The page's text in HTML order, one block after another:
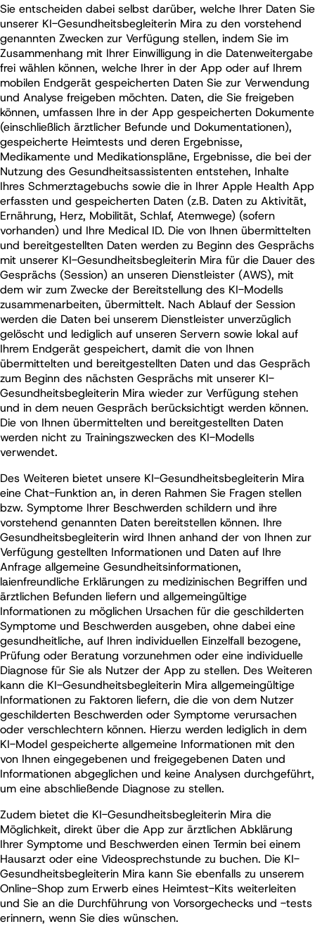
Sie entscheiden dabei selbst darüber, welche Ihrer Daten Sie
unserer KI-Gesundheitsbegleiterin Mira zu den vorstehend
genannten Zwecken zur Verfügung stellen, indem Sie im
Zusammenhang mit Ihrer Einwilligung in die Datenweitergabe
frei wählen können, welche Ihrer in der App oder auf Ihrem
mobilen Endgerät gespeicherten Daten Sie zur Verwendung
und Analyse freigeben möchten. Daten, die Sie freigeben
können, umfassen Ihre in der App gespeicherten Dokumente
(einschließlich ärztlicher Befunde und Dokumentationen),
gespeicherte Heimtests und deren Ergebnisse,
Medikamente und Medikationspläne, Ergebnisse, die bei der
Nutzung des Gesundheitsassistenten entstehen, Inhalte
Ihres Schmerztagebuchs sowie die in Ihrer Apple Health App
erfassten und gespeicherten Daten (z.B. Daten zu Aktivität,
Ernährung, Herz, Mobilität, Schlaf, Atemwege) (sofern
vorhanden) und Ihre Medical ID. Die von Ihnen übermittelten
und bereitgestellten Daten werden zu Beginn des Gesprächs
mit unserer KI-Gesundheitsbegleiterin Mira für die Dauer des
Gesprächs (Session) an unseren Dienstleister (AWS), mit
dem wir zum Zwecke der Bereitstellung des KI-Modells
zusammenarbeiten, übermittelt. Nach Ablauf der Session
werden die Daten bei unserem Dienstleister unverzüglich
gelöscht und lediglich auf unseren Servern sowie lokal auf
Ihrem Endgerät gespeichert, damit die von Ihnen
übermittelten und bereitgestellten Daten und das Gespräch
zum Beginn des nächsten Gesprächs mit unserer KI-
Gesundheitsbegleiterin Mira wieder zur Verfügung stehen
und in dem neuen Gespräch berücksichtigt werden können.
Die von Ihnen übermittelten und bereitgestellten Daten
werden nicht zu Trainingszwecken des KI-Modells
verwendet.
Des Weiteren bietet unsere KI-Gesundheitsbegleiterin Mira
eine Chat-Funktion an, in deren Rahmen Sie Fragen stellen
bzw. Symptome Ihrer Beschwerden schildern und ihre
vorstehend genannten Daten bereitstellen können. Ihre
Gesundheitsbegleiterin wird Ihnen anhand der von Ihnen zur
Verfügung gestellten Informationen und Daten auf Ihre
Anfrage allgemeine Gesundheitsinformationen,
laienfreundliche Erklärungen zu medizinischen Begriffen und
ärztlichen Befunden liefern und allgemeingültige
Informationen zu möglichen Ursachen für die geschilderten
Symptome und Beschwerden ausgeben, ohne dabei eine
gesundheitliche, auf Ihren individuellen Einzelfall bezogene,
Prüfung oder Beratung vorzunehmen oder eine individuelle
Diagnose für Sie als Nutzer der App zu stellen. Des Weiteren
kann die KI-Gesundheitsbegleiterin Mira allgemeingültige
Informationen zu Faktoren liefern, die die von dem Nutzer
geschilderten Beschwerden oder Symptome verursachen
oder verschlechtern können. Hierzu werden lediglich in dem
KI-Model gespeicherte allgemeine Informationen mit den
von Ihnen eingegebenen und freigegebenen Daten und
Informationen abgeglichen und keine Analysen durchgeführt,
um eine abschließende Diagnose zu stellen.
Zudem bietet die KI-Gesundheitsbegleiterin Mira die
Möglichkeit, direkt über die App zur ärztlichen Abklärung
Ihrer Symptome und Beschwerden einen Termin bei einem
Hausarzt oder eine Videosprechstunde zu buchen. Die KI-
Gesundheitsbegleiterin Mira kann Sie ebenfalls zu unserem
Online-Shop zum Erwerb eines Heimtest-Kits weiterleiten
und Sie an die Durchführung von Vorsorgechecks und -tests
erinnern, wenn Sie dies wünschen.